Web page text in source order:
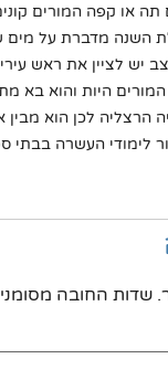
תה או קפה המורים
השנה מדברת על מים
יש לציין את ראש
היות והוא בא
הרצליה לכן הוא מבין
לימודי העשרה בבתי
שדות החובה